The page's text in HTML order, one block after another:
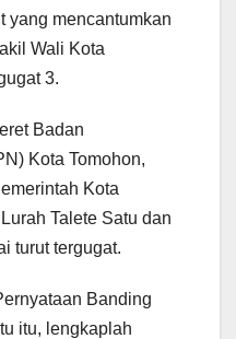
yang mencantumkan
Wali Kota
3.
Badan
Kota Tomohon,
Kota
Talete Satu dan
turut tergugat.
Banding
itu, lengkaplah